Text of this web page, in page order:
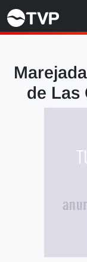
de Las